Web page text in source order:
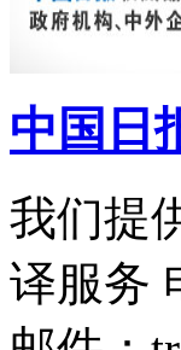
中国日
我们提
译服务